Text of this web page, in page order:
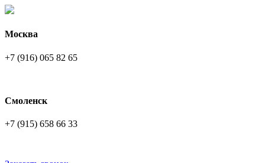
Москва
+7 (916) 065 82 65
Смоленск
+7 (915) 658 66 33